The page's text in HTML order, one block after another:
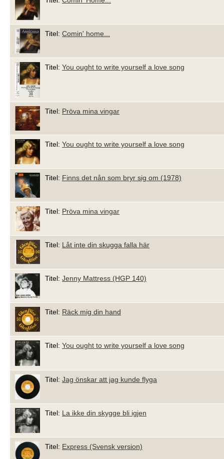
Titel: Comin' home...
Titel: You ought to write yourself a love song
Titel: Pröva mina vingar
Titel: You ought to write yourself a love song
Titel: Finns det nån som bryr sig om (1978)
Titel: Pröva mina vingar
Titel: Låt inte din skugga falla här
Titel: Jenny Mattress (HGP 140)
Titel: Räck mig din hand
Titel: You ought to write yourself a love song
Titel: Jag önskar att jag kunde flyga
Titel: La ikke din skygge bli igjen
Titel: Express (Svensk version)